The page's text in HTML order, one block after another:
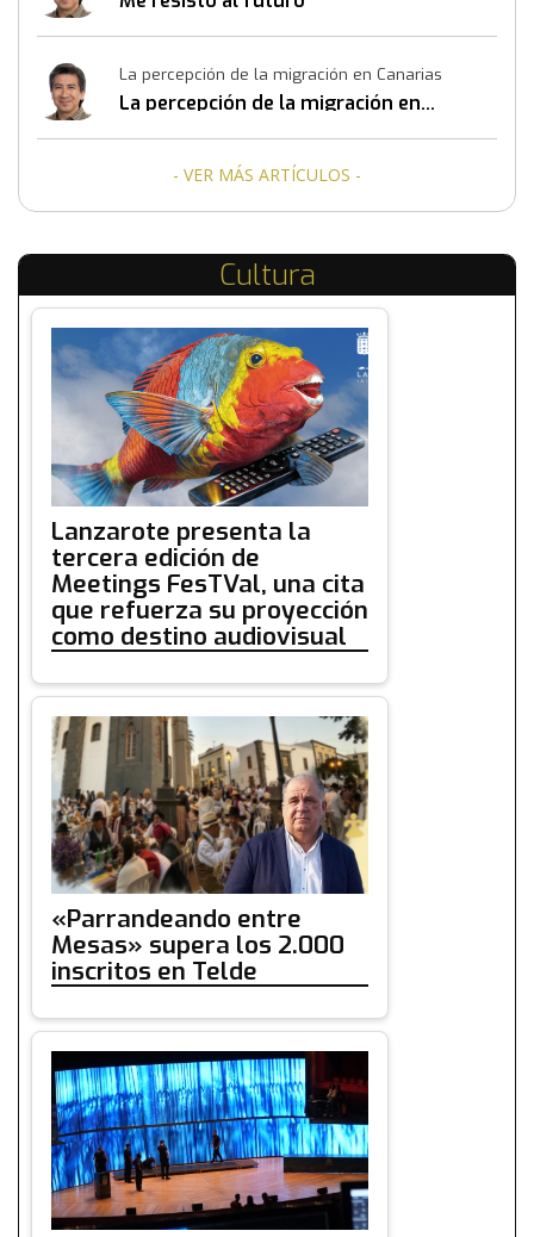
La percepción de la migración en Canarias
La percepción de la migración en
- VER MÁS ARTÍCULOS -
Cultura
Lanzarote presenta la
tercera edición de
Meetings FesTVal, una cita
que refuerza su proyección
como destino audiovisual
«Parrandeando entre
Mesas» supera los 2.000
inscritos en Telde